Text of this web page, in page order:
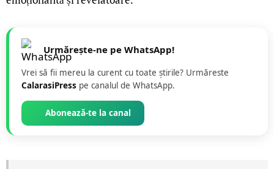
Urmărește-ne pe WhatsApp!
Vrei să fii mereu la curent cu toate știrile? Urmăreste
CalarasiPress pe canalul de WhatsApp.
Abonează-te la canal